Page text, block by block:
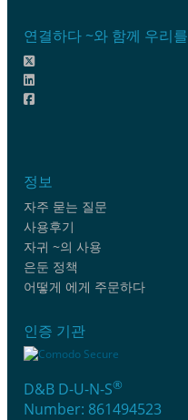
연결하다 ~와 함께 우리를
정보
자주 묻는 질문
사용후기
자귀 ~의 사용
은둔 정책
어떻게 에게 주문하다
인증 기관
D&B D-U-N-S®
Number: 861494523